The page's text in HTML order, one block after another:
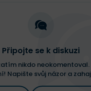
Připojte se k diskuzi
nikdo neokomentoval.
Napište svůj názor a